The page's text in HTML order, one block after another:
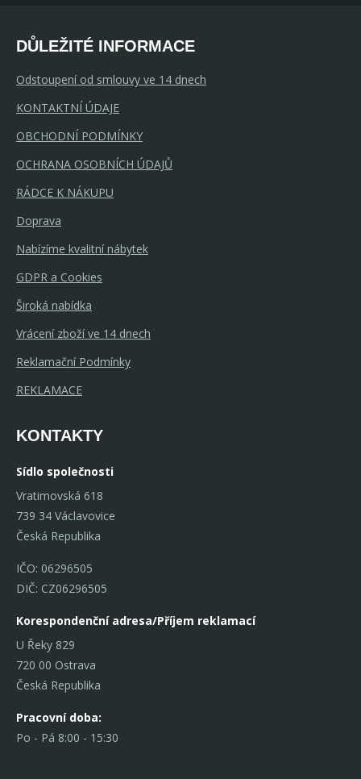
DŮLEŽITÉ INFORMACE
Odstoupení od smlouvy ve 14 dnech
KONTAKTNÍ ÚDAJE
OBCHODNÍ PODMÍNKY
OCHRANA OSOBNÍCH ÚDAJŮ
RÁDCE K NÁKUPU
Doprava
Nabízíme kvalitní nábytek
GDPR a Cookies
Široká nabídka
Vrácení zboží ve 14 dnech
Reklamační Podmínky
REKLAMACE
KONTAKTY
Sídlo společnosti
Vratimovská 618
739 34 Václavovice
Česká Republika
IČO: 06296505
DIČ: CZ06296505
Korespondenční adresa/Příjem reklamací
U Řeky 829
720 00 Ostrava
Česká Republika
Pracovní doba:
Po - Pá 8:00 - 15:30